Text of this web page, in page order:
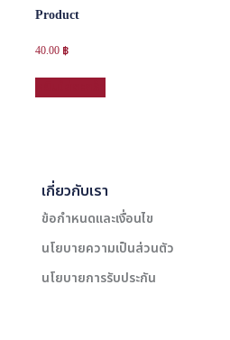
Product
40.00 ฿
เกี่ยวกับเรา
ข้อกำหนดและเงื่อนไข
นโยบายความเป็นส่วนตัว
นโยบายการรับประกัน